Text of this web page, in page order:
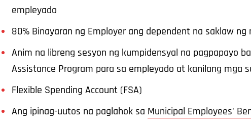
empleyado
80% Binayaran ng Employer ang dependent na saklaw
Anim na libreng sesyon ng kumpidensyal na pagpapayo
Assistance Program para sa empleyado at kanilang mga
Flexible Spending Account (FSA)
Ang ipinag-uutos na paglahok sa Municipal Employees'